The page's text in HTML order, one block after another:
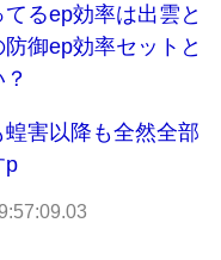
るep効率は出雲と
御ep効率セットと
害以降も全然全部
p